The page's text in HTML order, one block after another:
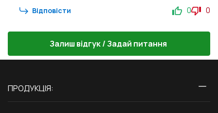
Відповісти 0 0
Залиш відгук / Задай питання
ПРОДУКЦІЯ: